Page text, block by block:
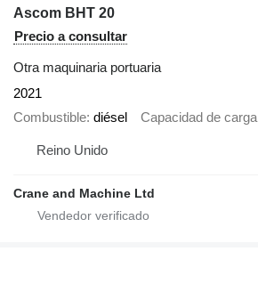
Ascom BHT 20
Precio a consultar
Otra maquinaria portuaria
2021
Combustible diésel Capacidad de carga
Reino Unido
Crane and Machine Ltd